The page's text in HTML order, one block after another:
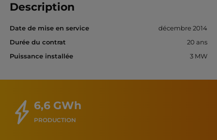
Description
Date de mise en service
décembre 2014
Durée du contrat
20 ans
Puissance installée
3 MW
6,6 GWh
PRODUCTION